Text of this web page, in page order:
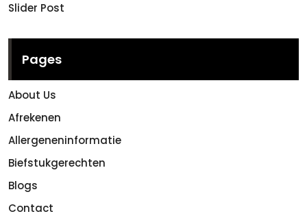
Slider Post
Pages
About Us
Afrekenen
Allergeneninformatie
Biefstukgerechten
Blogs
Contact